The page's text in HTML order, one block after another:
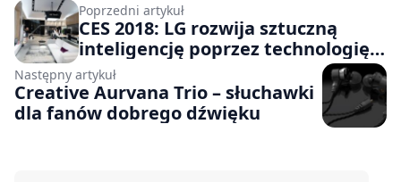
Poprzedni artykuł
CES 2018: LG rozwija sztuczną
inteligencję poprzez technologię
DeepThinQ
Następny artykuł
Creative Aurvana Trio – słuchawki
dla fanów dobrego dźwięku